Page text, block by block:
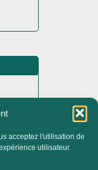
acceptez l'utilisation de
utilisateur.
?